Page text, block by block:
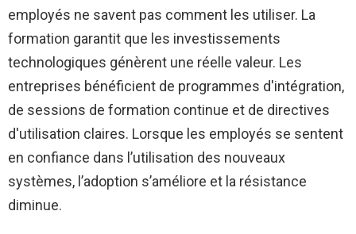
employés ne savent pas comment les utiliser. La
formation garantit que les investissements
technologiques génèrent une réelle valeur. Les
entreprises bénéficient de programmes d'intégration,
de sessions de formation continue et de directives
d'utilisation claires. Lorsque les employés se sentent
en confiance dans l’utilisation des nouveaux
systèmes, l’adoption s’améliore et la résistance
diminue.